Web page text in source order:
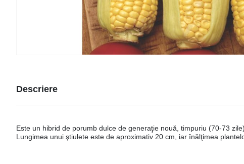
Descriere
Este un hibrid de porumb dulce de generaţie nouă, timpuriu (70-73
Lungimea unui ştiulete este de aproximativ 20 cm, iar înălţimea